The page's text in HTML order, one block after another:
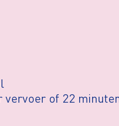
of 22